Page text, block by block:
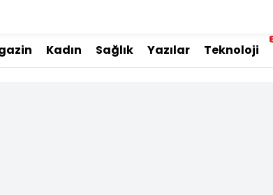
Kadın Sağlık Yazılar Teknoloji